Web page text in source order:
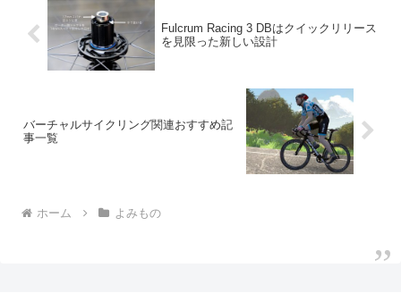
Fulcrum Racing 3 DBはクイックリリース
を見限った新しい設計
バーチャルサイクリング関連おすすめ記
事一覧
ホーム よみもの